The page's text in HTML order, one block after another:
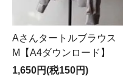
Aさんタートルブラウス
M【A4ダウンロード】
1,650円(税150円)